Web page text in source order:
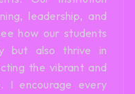
leadership, and
how our students
but also thrive in
the vibrant and
I encourage every